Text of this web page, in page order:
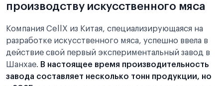
производству искусственного мяса
Компания CellX из Китая, специализирующаяся на
разработке искусственного мяса, успешно ввела в
действие свой первый экспериментальный завод в
Шанхае. В настоящее время производительность
завода составляет несколько тонн продукции, но